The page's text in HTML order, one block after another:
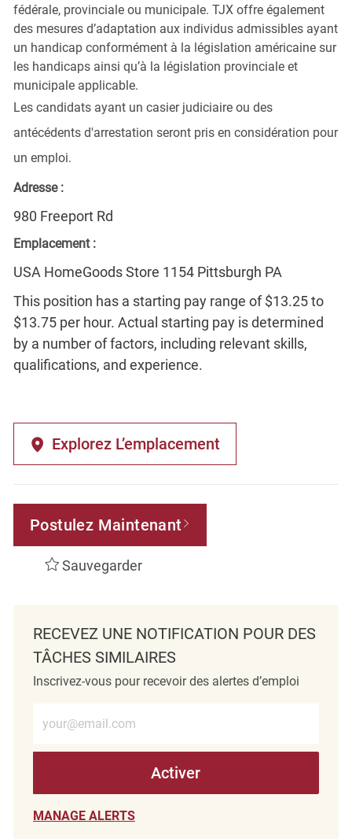
fédérale, provinciale ou municipale. TJX offre également
des mesures d’adaptation aux individus admissibles ayant
un handicap conformément à la législation américaine sur
les handicaps ainsi qu’à la législation provinciale et
municipale applicable.
Les candidats ayant un casier judiciaire ou des
antécédents d'arrestation seront pris en considération pour
un emploi.
Adresse :
980 Freeport Rd
Emplacement :
USA HomeGoods Store 1154 Pittsburgh PA
This position has a starting pay range of $13.25 to
$13.75 per hour. Actual starting pay is determined
by a number of factors, including relevant skills,
qualifications, and experience.
Explorez L’emplacement
Postulez Maintenant
Sauvegarder
RECEVEZ UNE NOTIFICATION POUR DES
TÂCHES SIMILAIRES
Inscrivez-vous pour recevoir des alertes d’emploi
Activer
MANAGE ALERTS